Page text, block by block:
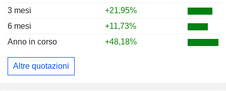
3 mesi
+21,95%
6 mesi
+11,73%
Anno in corso
+48,18%
Altre quotazioni